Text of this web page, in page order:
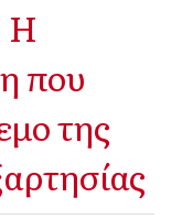
Η
που
της